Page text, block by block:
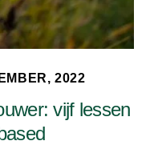
2022
vijf lessen